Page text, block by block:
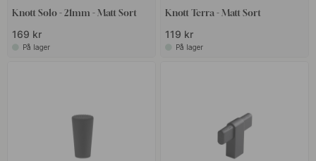
Knott Solo - 21mm - Matt Sort
169 kr
På lager
Knott Terra - Matt Sort
119 kr
På lager